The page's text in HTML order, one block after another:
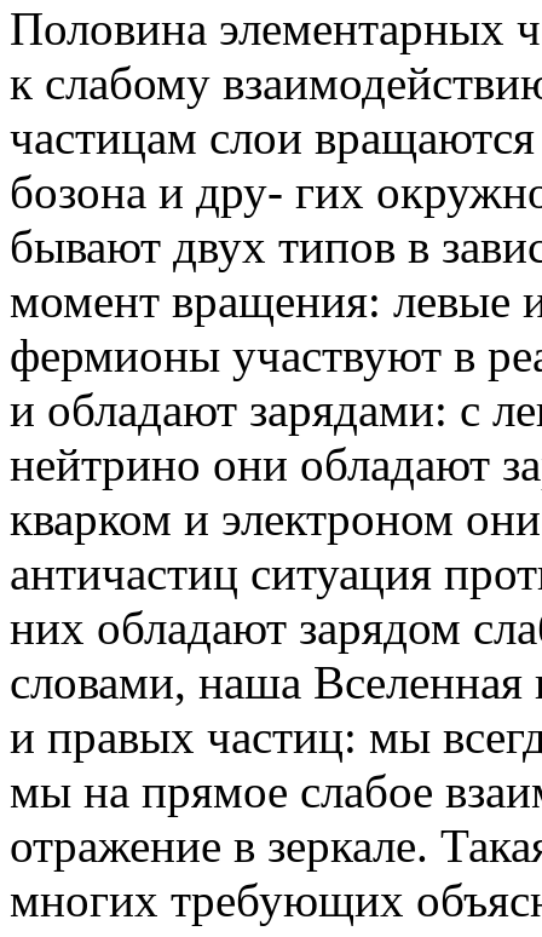
Половина элементарных
к слабому
частицам слои
бозона и дру- гих
бывают двух типов в
момент вращения: левые
фермионы участвуют в
и обладают зарядами: с
нейтрино они обладают
кварком и электроном
античастиц ситуация
них обладают зарядом
словами, наша Вселенная
и правых частиц: мы
мы на прямое слабое
отражение в зеркале.
многих требующих